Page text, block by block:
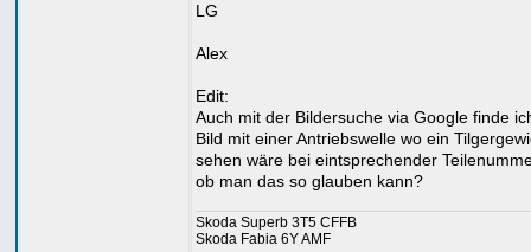
LG
Alex
Edit:
Auch mit der Bildersuche via Google finde
Bild mit einer Antriebswelle wo ein
sehen wäre bei eintsprechender
ob man das so glauben kann?
Skoda Superb 3T5 CFFB
Skoda Fabia 6Y AMF